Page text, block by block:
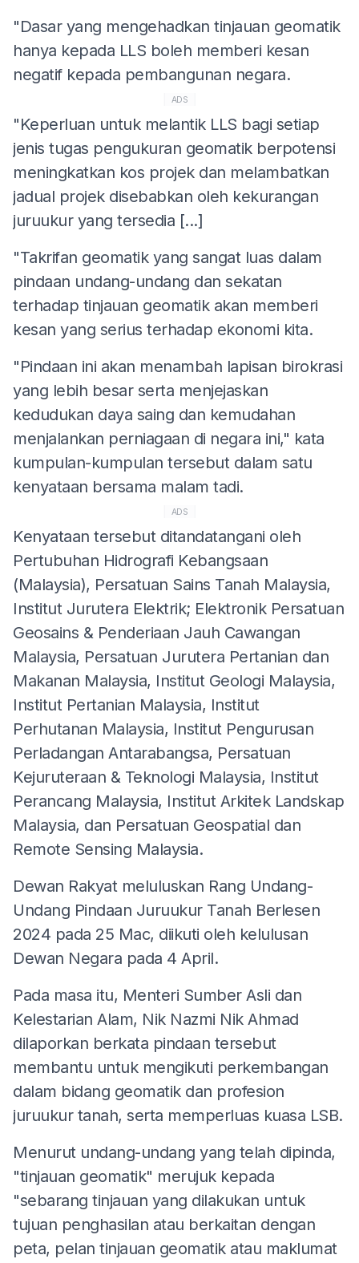
"Dasar yang mengehadkan tinjauan geomatik
hanya kepada LLS boleh memberi kesan
negatif kepada pembangunan negara.
ADS
"Keperluan untuk melantik LLS bagi setiap
jenis tugas pengukuran geomatik berpotensi
meningkatkan kos projek dan melambatkan
jadual projek disebabkan oleh kekurangan
juruukur yang tersedia [...]
"Takrifan geomatik yang sangat luas dalam
pindaan undang-undang dan sekatan
terhadap tinjauan geomatik akan memberi
kesan yang serius terhadap ekonomi kita.
"Pindaan ini akan menambah lapisan birokrasi
yang lebih besar serta menjejaskan
kedudukan daya saing dan kemudahan
menjalankan perniagaan di negara ini," kata
kumpulan-kumpulan tersebut dalam satu
kenyataan bersama malam tadi.
ADS
Kenyataan tersebut ditandatangani oleh
Pertubuhan Hidrografi Kebangsaan
(Malaysia), Persatuan Sains Tanah Malaysia,
Institut Jurutera Elektrik; Elektronik Persatuan
Geosains & Penderiaan Jauh Cawangan
Malaysia, Persatuan Jurutera Pertanian dan
Makanan Malaysia, Institut Geologi Malaysia,
Institut Pertanian Malaysia, Institut
Perhutanan Malaysia, Institut Pengurusan
Perladangan Antarabangsa, Persatuan
Kejuruteraan & Teknologi Malaysia, Institut
Perancang Malaysia, Institut Arkitek Landskap
Malaysia, dan Persatuan Geospatial dan
Remote Sensing Malaysia.
Dewan Rakyat meluluskan Rang Undang-
Undang Pindaan Juruukur Tanah Berlesen
2024 pada 25 Mac, diikuti oleh kelulusan
Dewan Negara pada 4 April.
Pada masa itu, Menteri Sumber Asli dan
Kelestarian Alam, Nik Nazmi Nik Ahmad
dilaporkan berkata pindaan tersebut
membantu untuk mengikuti perkembangan
dalam bidang geomatik dan profesion
juruukur tanah, serta memperluas kuasa LSB.
Menurut undang-undang yang telah dipinda,
"tinjauan geomatik" merujuk kepada
"sebarang tinjauan yang dilakukan untuk
tujuan penghasilan atau berkaitan dengan
peta, pelan tinjauan geomatik atau maklumat